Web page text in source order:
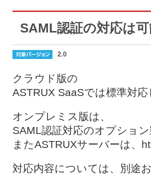
SAML認証の対応は可
2.0
クラウド版の
ASTRUX SaaSでは標準対
オンプレミス版は、
SAML認証対応のオプショ
またASTRUXサーバーは、
対応内容については、別途